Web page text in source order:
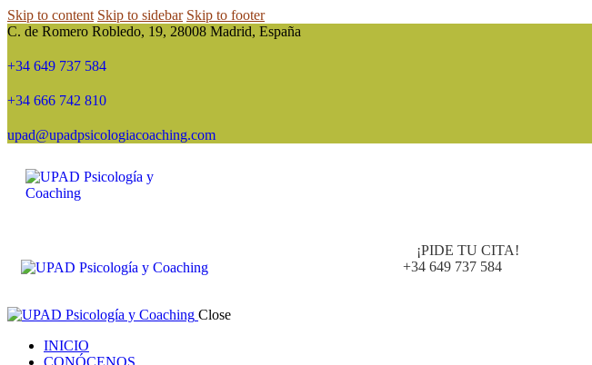
Skip to content Skip to sidebar Skip to footer
C. de Romero Robledo, 19, 28008 Madrid, España
+34 649 737 584
+34 666 742 810
upad@upadpsicologiacoaching.com
¡PIDE TU CITA!
+34 649 737 584
Close
INICIO
CONÓCENOS